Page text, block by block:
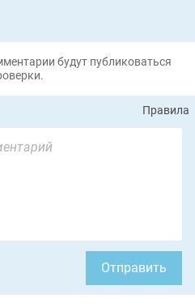
будут публиковаться
Правила
Отправить